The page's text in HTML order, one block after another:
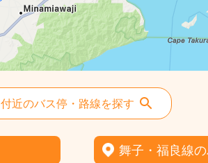
付近のバス停・路線を探す
舞子・福良線